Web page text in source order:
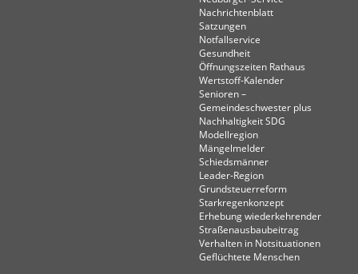
Nachrichtenblatt
Satzungen
Notfallservice
Gesundheit
Öffnungszeiten Rathaus
Wertstoff-Kalender
Senioren –
Gemeindeschwester plus
Nachhaltigkeit SDG
Modellregion
Mängelmelder
Schiedsmänner
Leader-Region
Grundsteuerreform
Starkregenkonzept
Erhebung wiederkehrender
Straßenausbaubeitrag
Verhalten in Not­situationen
Geflüchtete Menschen